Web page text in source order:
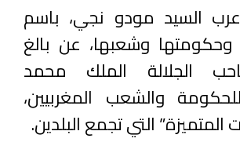
السيد مودو نجي، باسم
وحكومتها وشعبها، عن بالغ
الجلالة الملك محمد
والشعب المغربيين،
المتميزة” التي تجمع البلدين.